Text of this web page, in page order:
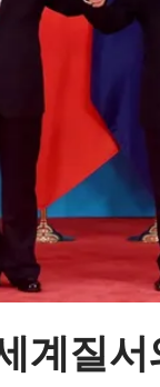
계질서